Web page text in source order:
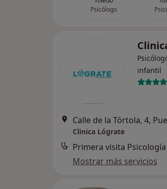
Psicólogo
infantil
Clinica Lógrate
Primera visita Psicología
Mostrar más servicios